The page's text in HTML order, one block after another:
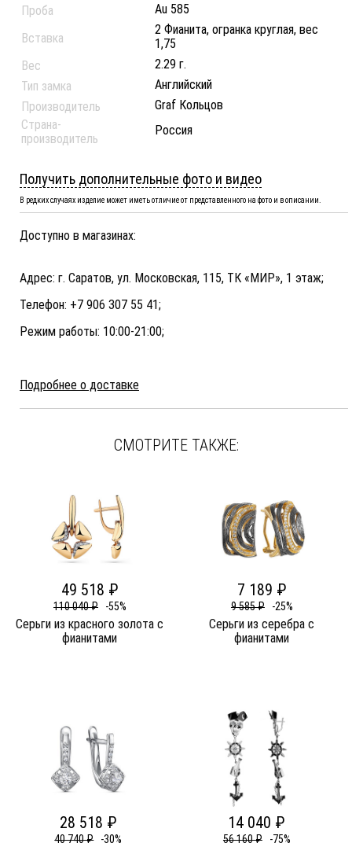
Проба
Au 585
Вставка
2 Фианита, огранка круглая, вес
1,75
Вес
2.29 г.
Тип замка
Английский
Производитель
Graf Кольцов
Страна-
производитель
Россия
Получить дополнительные фото и видео
В редких случаях изделие может иметь отличие от представленного на фото и в описании.
Доступно в магазинах:
Адрес: г. Саратов, ул. Московская, 115, ТК «МИР», 1 этаж;
Телефон: +7 906 307 55 41;
Режим работы: 10:00-21:00;
Подробнее о доставке
СМОТРИТЕ ТАКЖЕ:
49 518 ₽
110 040 ₽ -55%
Серьги из красного золота c
фианитами
7 189 ₽
9 585 ₽ -25%
Серьги из серебра c
фианитами
28 518 ₽
40 740 ₽ -30%
14 040 ₽
56 160 ₽ -75%